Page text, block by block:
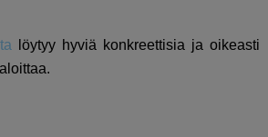
löytyy hyviä konkreettisia ja oikeasti